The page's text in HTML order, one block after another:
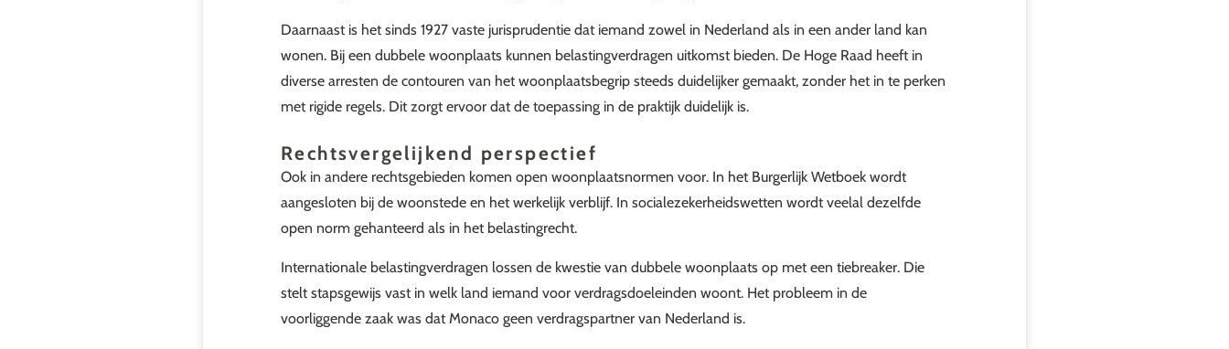
Daarnaast is het sinds 1927 vaste jurisprudentie dat iemand zowel in Nederland als in een ander land kan
wonen. Bij een dubbele woonplaats kunnen belastingverdragen uitkomst bieden. De Hoge Raad heeft in
diverse arresten de contouren van het woonplaatsbegrip steeds duidelijker gemaakt, zonder het in te perken
met rigide regels. Dit zorgt ervoor dat de toepassing in de praktijk duidelijk is.
Rechtsvergelijkend perspectief
Ook in andere rechtsgebieden komen open woonplaatsnormen voor. In het Burgerlijk Wetboek wordt
aangesloten bij de woonstede en het werkelijk verblijf. In socialezekerheidswetten wordt veelal dezelfde
open norm gehanteerd als in het belastingrecht.
Internationale belastingverdragen lossen de kwestie van dubbele woonplaats op met een tiebreaker. Die
stelt stapsgewijs vast in welk land iemand voor verdragsdoeleinden woont. Het probleem in de
voorliggende zaak was dat Monaco geen verdragspartner van Nederland is.